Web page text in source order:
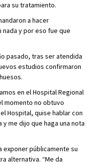
su tratamiento.
a hacer
y por eso fue que
pasado, tras ser atendida
estudios confirmaron
en el Hospital Regional
momento no obtuvo
Hospital, quise hablar con
me dijo que haga una nota
públicamente su
alternativa. “Me da